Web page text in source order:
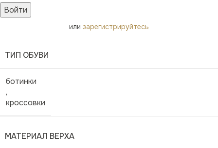
Войти
или зарегистрируйтесь
ТИП ОБУВИ
ботинки
,
кроссовки
МАТЕРИАЛ ВЕРХА